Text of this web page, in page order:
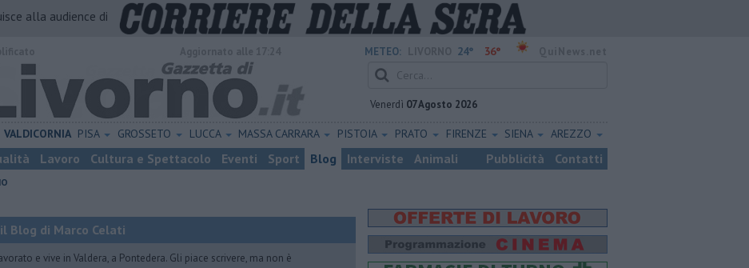
alla audience di
METEO: 24° 36°
Venerdì 07 Agosto 2026
VALDICORNIA PISA GROSSETO LUCCA MASSA CARRARA PISTOIA PRATO FIRENZE SIENA AREZZO
Lavoro Cultura e Spettacolo Eventi Sport Blog Interviste Animali Pubblicità Contatti
il Blog di Marco Celati
e vive in Valdera, a Pontedera. Gli piace scrivere, ma non è